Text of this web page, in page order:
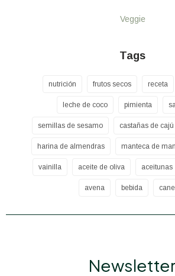
Veggie
Tags
nutrición frutos secos receta
leche de coco pimienta
semillas de sesamo castañas de cajú
harina de almendras manteca de
vainilla aceite de oliva aceitunas
avena bebida
Newsletter